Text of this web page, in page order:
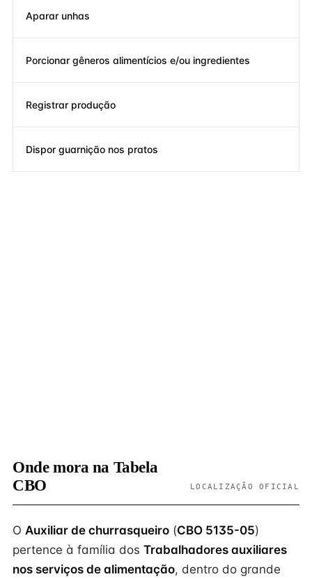
Aparar unhas
Porcionar gêneros alimentícios e/ou ingredientes
Registrar produção
Dispor guarnição nos pratos
Onde mora na Tabela
CBO
LOCALIZAÇÃO OFICIAL
O Auxiliar de churrasqueiro (CBO 5135-05)
pertence à família dos Trabalhadores auxiliares
nos serviços de alimentação, dentro do grande